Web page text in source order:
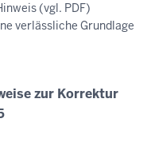
(vgl. PDF)
verlässliche Grundlage
zur Korrektur